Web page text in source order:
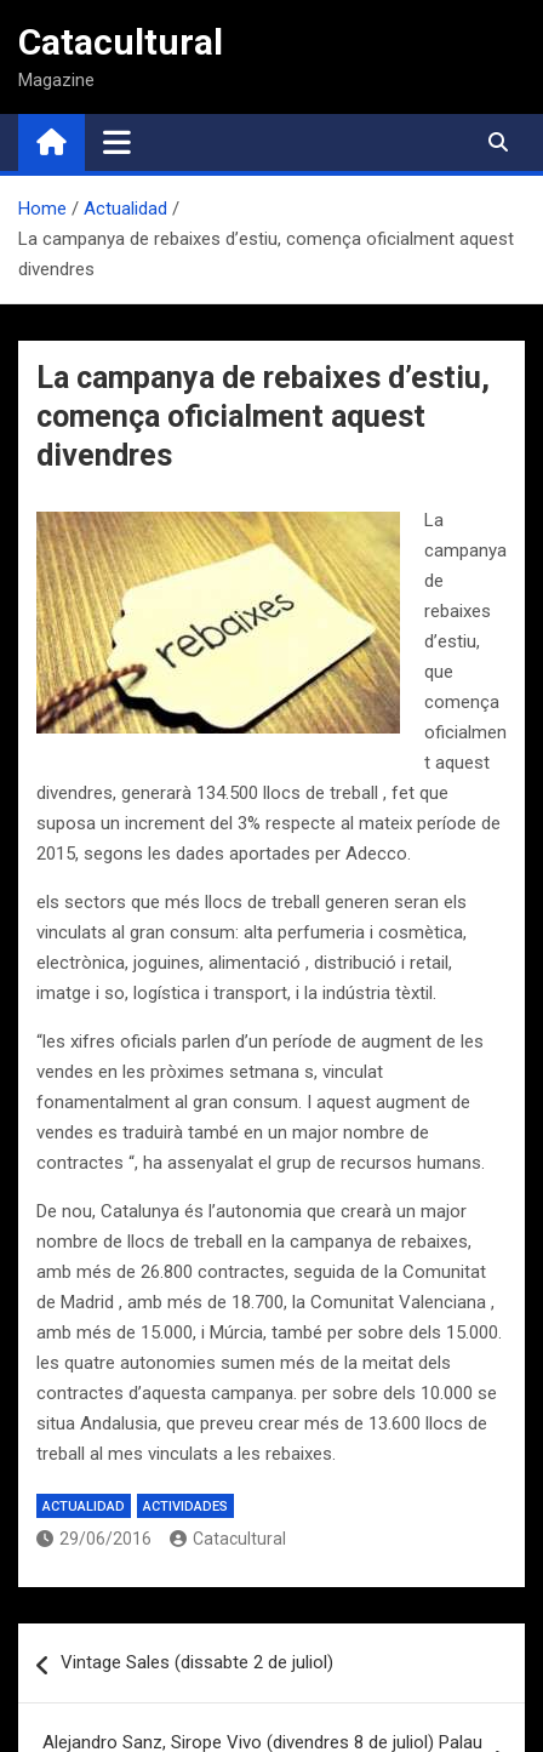
contenido
Catacultural
Magazine
Home
Actualidad
La campanya de rebaixes d’estiu, comença oficialment aquest
divendres
La campanya de rebaixes d’estiu,
comença oficialment aquest
divendres
La
campanya
de
rebaixes
d’estiu,
que
comença
oficialmen
t aquest
divendres, generarà 134.500 llocs de treball , fet que
suposa un increment del 3% respecte al mateix període de
2015, segons les dades aportades per Adecco.
els sectors que més llocs de treball generen seran els
vinculats al gran consum: alta perfumeria i cosmètica,
electrònica, joguines, alimentació , distribució i retail,
imatge i so, logística i transport, i la indústria tèxtil.
“les xifres oficials parlen d’un període de augment de les
vendes en les pròximes setmana s, vinculat
fonamentalment al gran consum. I aquest augment de
vendes es traduirà també en un major nombre de
contractes “, ha assenyalat el grup de recursos humans.
De nou, Catalunya és l’autonomia que crearà un major
nombre de llocs de treball en la campanya de rebaixes,
amb més de 26.800 contractes, seguida de la Comunitat
de Madrid , amb més de 18.700, la Comunitat Valenciana ,
amb més de 15.000, i Múrcia, també per sobre dels 15.000.
les quatre autonomies sumen més de la meitat dels
contractes d’aquesta campanya. per sobre dels 10.000 se
situa Andalusia, que preveu crear més de 13.600 llocs de
treball al mes vinculats a les rebaixes.
ACTUALIDAD ACTIVIDADES
29/06/2016 Catacultural
de
Vintage Sales (dissabte 2 de juliol)
Alejandro Sanz, Sirope Vivo (divendres 8 de juliol) Palau